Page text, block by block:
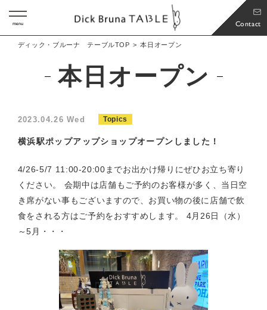
Contact
menu
ディック・ブルーナ テーブルTOP 本日オープン
本日オープン
2023.04.26 Wed Topics
横浜駅ポップアップショップオープンしました！
4/26-5/7 11:00-20:00までお出かけ帰りにぜひお立ち寄り
ください。 会期中は店舗もご予約のお客様が多く、当日空
き席がない事もございますので、お買い物の後に店舗で飲
食をされる方はご予約をおすすめします。 4月26日（水）
～5月・・・